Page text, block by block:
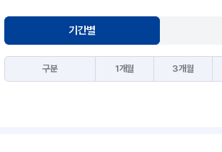
기간별
구분 1개월 3개월